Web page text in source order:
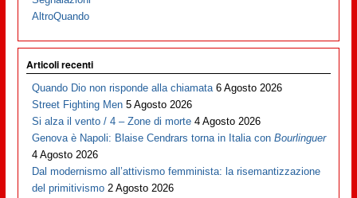
AltroQuando
Articoli recenti
Quando Dio non risponde alla chiamata 6 Agosto 2026
Street Fighting Men 5 Agosto 2026
Si alza il vento / 4 – Zone di morte 4 Agosto 2026
Genova è Napoli: Blaise Cendrars torna in Italia conBourlinguer
4 Agosto 2026
Dal modernismo all’attivismo femminista: la risemantizzazione
del primitivismo 2 Agosto 2026